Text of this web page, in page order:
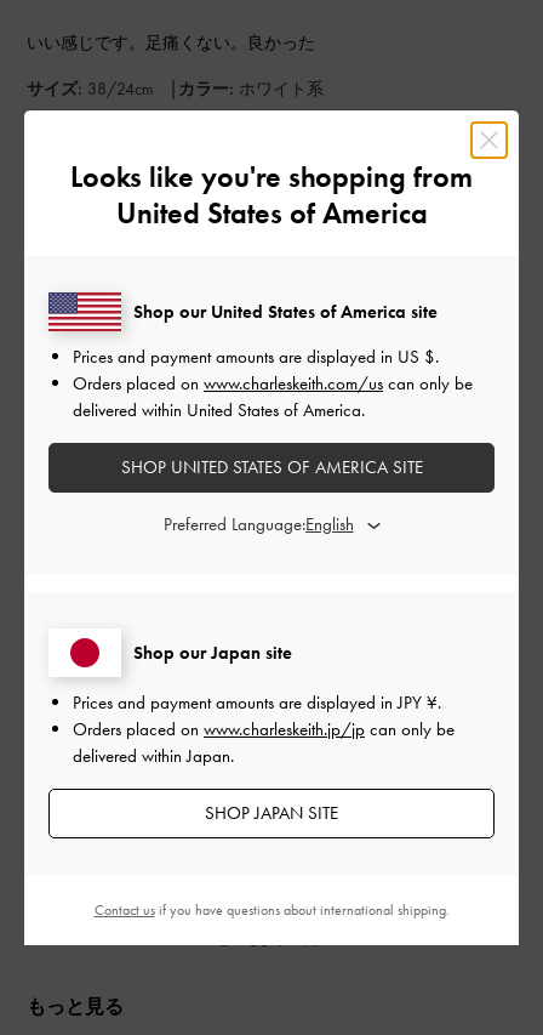
いい感じです。足痛くない。良かった
サイズ: 38/24cm | カラー: ホワイト系
よかった
もっと見る
このレビューは役に立ちましたか？
春にぴったりのスニーカー🌸
サイズ: 36/23cm | カラー:
デザイン
とてもよかった
もっと見る
Looks like you're shopping from
United States of America
Shop our Japan site
Prices and payment amounts are displayed inJPY ¥.
Orders placed on www.charleskeith.jp/jp can only be
delivered within Japan.
SHOP JAPAN SITE
Shop our United States of America site
Prices and payment amounts are displayed in US $.
Orders placed on www.charleskeith.com/us can only be
delivered within United States of America.
SHOP UNITED STATES OF AMERICA SITE
Preferred Language:
Contact usif you have questions about international shipping.